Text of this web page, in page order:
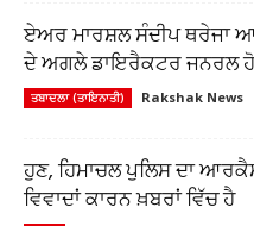
ਏਅਰ ਮਾਰਸ਼ਲ ਸੰਦੀਪ ਥਰੇਜਾ
ਦੇ ਅਗਲੇ ਡਾਇਰੈਕਟਰ ਜਨਰਲ
ਤਬਾਦਲਾ (ਤਾਇਨਾਤੀ) Rakshak News
ਹੁਣ, ਹਿਮਾਚਲ ਪੁਲਿਸ ਦਾ
ਵਿਵਾਦਾਂ ਕਾਰਨ ਖ਼ਬਰਾਂ ਵਿੱਚ ਹੈ